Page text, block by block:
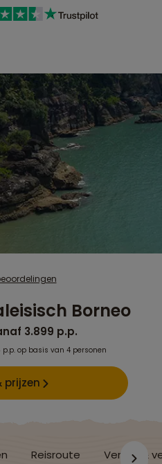
Borneo
3.899 p.p.
p.p. op basis van 4 personen
prijzen
Reisroute Verblijf &